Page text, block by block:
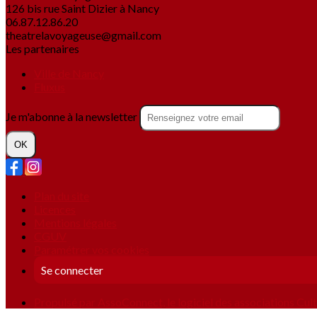
126 bis rue Saint Dizier à Nancy
06.87.12.86.20
theatrelavoyageuse@gmail.com
Les partenaires
Je m'abonne à la newsletter
OK
Se connecter